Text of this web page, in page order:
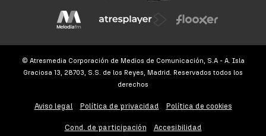
© Atresmedia Corporación de Medios de Comunicación, S.A - A. Isla
Graciosa 13, 28703, S.S. de los Reyes, Madrid. Reservados todos los
derechos
Aviso legal Política de privacidad Política de cookies
Cond. de participación Accesibilidad